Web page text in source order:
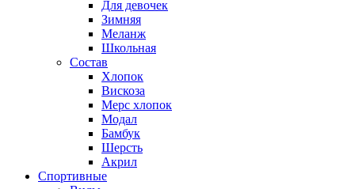
Для девочек
Зимняя
Меланж
Школьная
Состав
Хлопок
Вискоза
Мерс хлопок
Модал
Бамбук
Шерсть
Акрил
Спортивные